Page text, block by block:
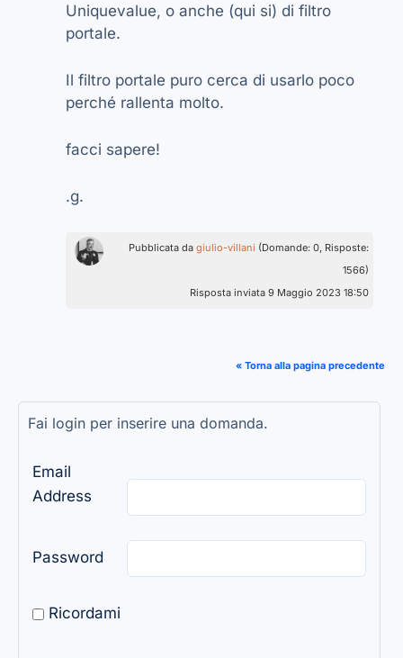
Uniquevalue, o anche (qui si) di filtro
portale.
Il filtro portale puro cerca di usarlo poco
perché rallenta molto.
facci sapere!
.g.
Pubblicata da giulio-villani (Domande: 0, Risposte:
1566)
Risposta inviata 9 Maggio 2023 18:50
« Torna alla pagina precedente
Fai login per inserire una domanda.
Email
Address
Password
Ricordami